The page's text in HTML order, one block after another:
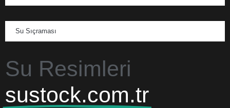
Su Sıçraması
Su Resimleri
sustock.com.tr